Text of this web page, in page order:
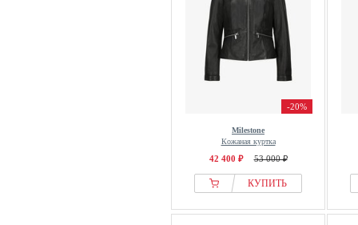
-20%
Milestone
Кожаная куртка
42 400 ₽ 53 000 ₽
КУПИТЬ